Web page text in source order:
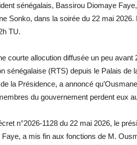
sénégalais, Bassirou Diomaye
Sonko, dans la soirée du 22 mai
TU.
courte allocution diffusée un peu
sénégalaise (RTS) depuis le Palais de
la Présidence, a annoncé
du gouvernement perdent eux
n°2026-1128 du 22 mai 2026, le
Faye, a mis fin aux fonctions de M.